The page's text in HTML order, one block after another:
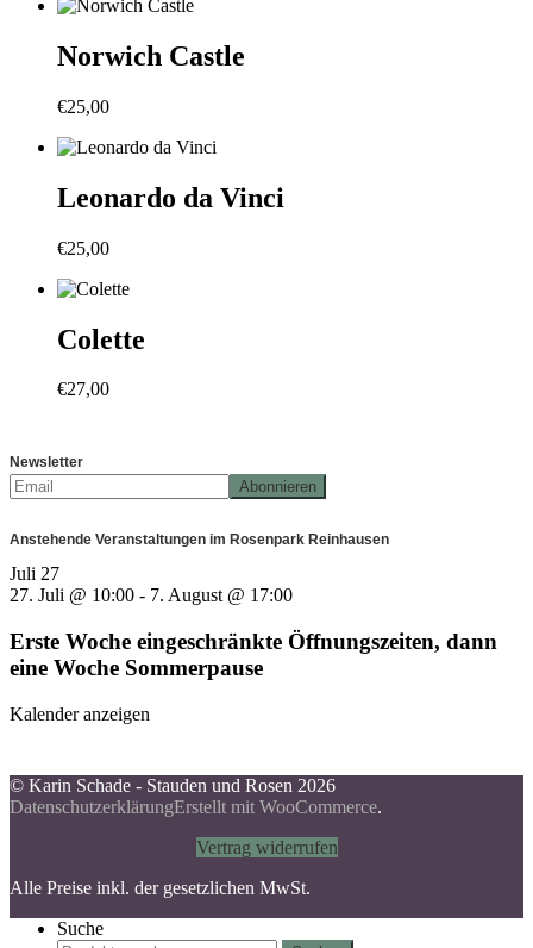
Norwich Castle
€25,00
Leonardo da Vinci
€25,00
Colette
€27,00
Newsletter
Anstehende Veranstaltungen im Rosenpark Reinhausen
Juli 27
27. Juli @ 10:00 - 7. August @ 17:00
Erste Woche eingeschränkte Öffnungszeiten, dann
eine Woche Sommerpause
Kalender anzeigen
© Karin Schade - Stauden und Rosen 2026
DatenschutzerklärungErstellt mit WooCommerce.
Vertrag widerrufen
Alle Preise inkl. der gesetzlichen MwSt.
Suche